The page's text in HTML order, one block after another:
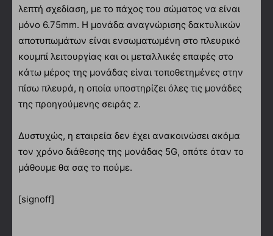
λεπτή σχεδίαση, με το πάχος του σώματος να είναι
μόνο 6.75mm. Η μονάδα αναγνώρισης δακτυλικών
αποτυπωμάτων είναι ενσωματωμένη στο πλευρικό
κουμπί λειτουργίας και οι μεταλλικές επαφές στο
κάτω μέρος της μονάδας είναι τοποθετημένες στην
πίσω πλευρά, η οποία υποστηρίζει όλες τις μονάδες
της προηγούμενης σειράς z.
Δυστυχώς, η εταιρεία δεν έχει ανακοινώσει ακόμα
τον χρόνο διάθεσης της μονάδας 5G, οπότε όταν το
μάθουμε θα σας το πούμε.
[signoff]